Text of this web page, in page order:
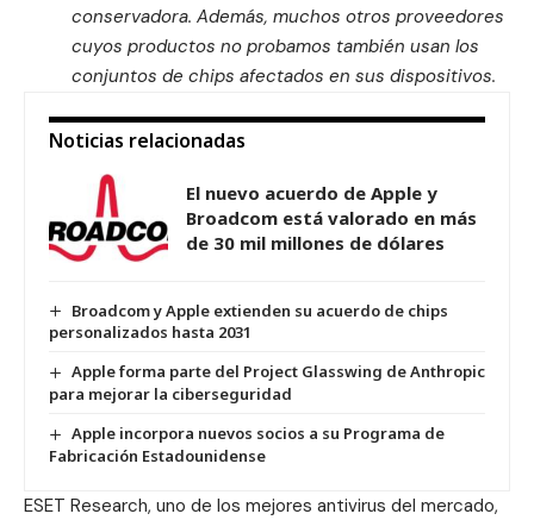
conservadora. Además, muchos otros proveedores
cuyos productos no probamos también usan los
conjuntos de chips afectados en sus dispositivos.
Noticias relacionadas
El nuevo acuerdo de Apple y
Broadcom está valorado en más
de 30 mil millones de dólares
Broadcom y Apple extienden su acuerdo de chips
personalizados hasta 2031
Apple forma parte del Project Glasswing de Anthropic
para mejorar la ciberseguridad
Apple incorpora nuevos socios a su Programa de
Fabricación Estadounidense
ESET Research, uno de los mejores antivirus del mercado,